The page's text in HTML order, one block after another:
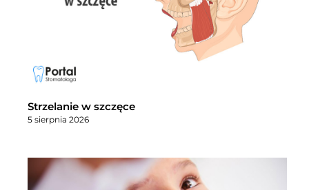
Strzelanie w szczęce
5 sierpnia 2026